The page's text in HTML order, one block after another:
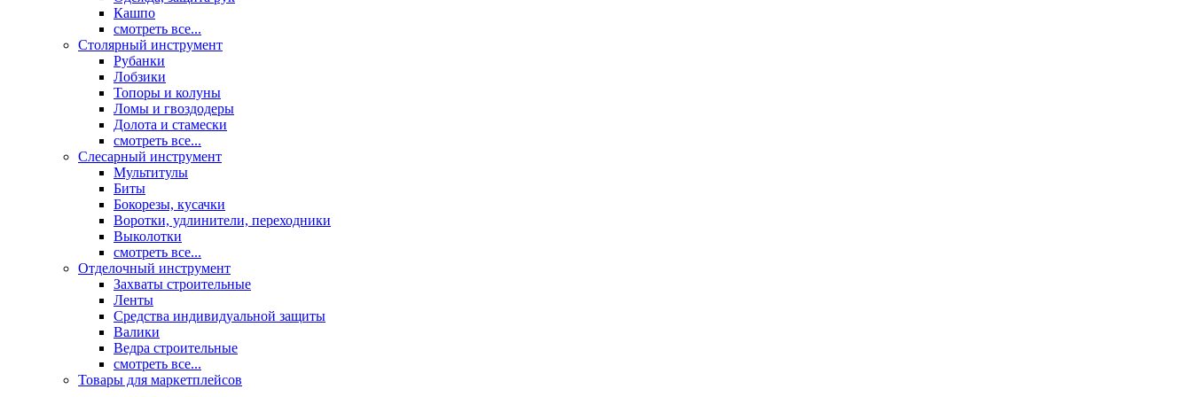
Кашпо
смотреть все...
Столярный инструмент
Рубанки
Лобзики
Топоры и колуны
Ломы и гвоздодеры
Долота и стамески
смотреть все...
Слесарный инструмент
Мультитулы
Биты
Бокорезы, кусачки
Воротки, удлинители, переходники
Выколотки
смотреть все...
Отделочный инструмент
Захваты строительные
Ленты
Средства индивидуальной защиты
Валики
Ведра строительные
смотреть все...
Товары для маркетплейсов